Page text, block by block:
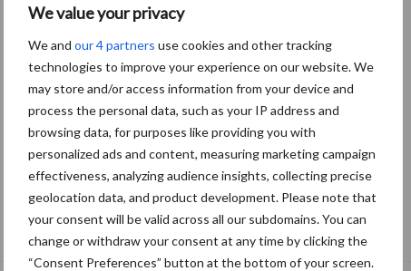
We value your privacy
We and our 4 partners use cookies and other tracking
technologies to improve your experience on our website. We
may store and/or access information from your device and
process the personal data, such as your IP address and
browsing data, for purposes like providing you with
personalized ads and content, measuring marketing campaign
effectiveness, analyzing audience insights, collecting precise
geolocation data, and product development. Please note that
your consent will be valid across all our subdomains. You can
change or withdraw your consent at any time by clicking the
“Consent Preferences” button at the bottom of your screen.
Tien praktische tips voor een langere
levensduur